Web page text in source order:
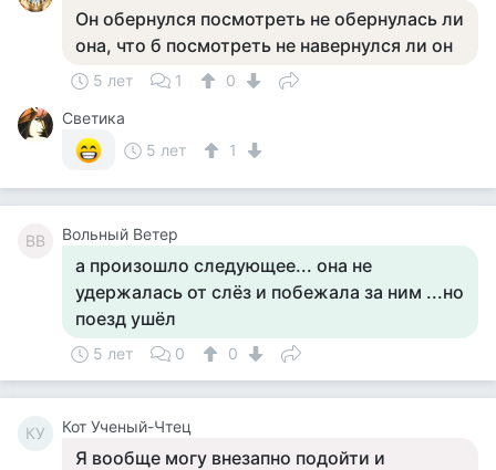
Он обернулся посмотреть не обернулась ли
она, что б посмотреть не навернулся ли он
5 лет 1
0
Светика
5 лет
1
ВВ Вольный Ветер
а произошло следующее... она не
удержалась от слёз и побежала за ним ...но
поезд ушёл
5 лет 0 0
КУ Кот Ученый-Чтец
Я вообще могу внезапно подойти и